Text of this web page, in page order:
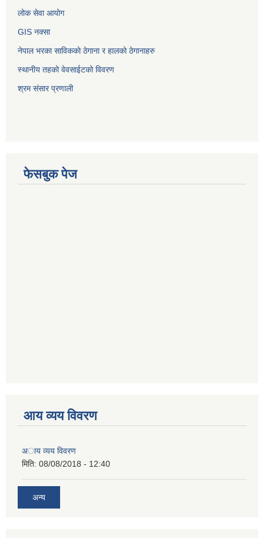
लोक सेवा आयोग
GIS नक्सा
नेपाल भरका साविककाे ठेगाना र हालकाे ठेगानाहरु
स्थानीय तहको वेवसाईटको विवरण
श्रम संसार प्रणाली
फेसबुक पेज
आय व्यय विवरण
अाय व्यय विवरण
मिति: 08/08/2018 - 12:40
अन्य